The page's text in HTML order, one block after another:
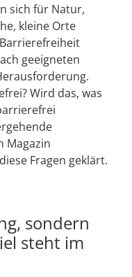
sich für Natur,
kleine Orte
geeigneten
Wird das, was
Magazin
Fragen geklärt.
sondern
steht im